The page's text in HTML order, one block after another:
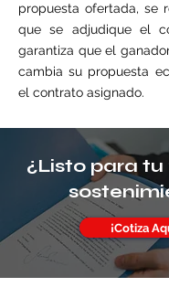
propuesta ofertada, se
que se adjudique el
garantiza que el
cambia su propuesta
el contrato asignado.
¿Listo para
¡Cotiza